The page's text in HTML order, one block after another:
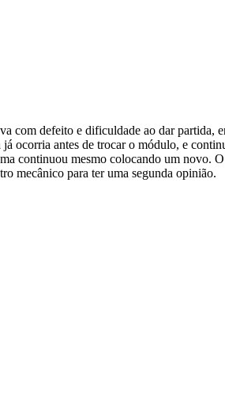
com defeito e dificuldade ao dar partida,
ocorria antes de trocar o módulo, e
continuou mesmo colocando um novo.
mecânico para ter uma segunda opinião.